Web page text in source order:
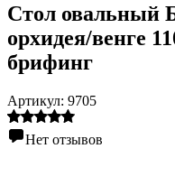
Стол овальный
орхидея/венге
брифинг
Артикул: 9705
Нет отзывов